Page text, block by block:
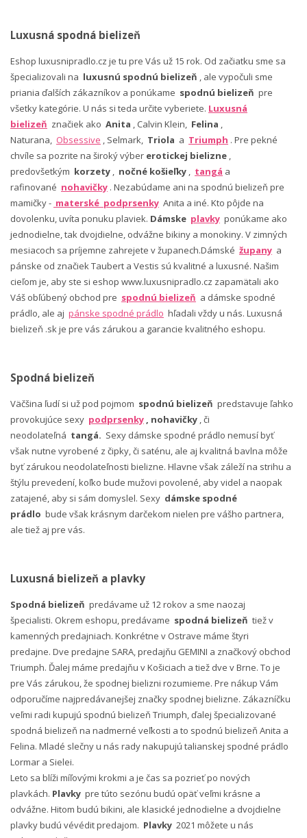
Luxusná spodná bielizeň
Eshop luxusnipradlo.cz je tu pre Vás už 15 rok. Od začiatku sme sa
špecializovali na luxusnú spodnú bielizeň , ale vypočuli sme
priania ďalších zákazníkov a ponúkame spodnú bielizeň pre
všetky kategórie. U nás si teda určite vyberiete. Luxusná
bielizeň značiek ako Anita , Calvin Klein, Felina ,
Naturana, Obsessive , Selmark, Triola a Triumph . Pre pekné
chvíle sa pozrite na široký výber erotickej bielizne ,
predovšetkým korzety , nočné košieľky , tangá a
rafinované nohavičky . Nezabúdame ani na spodnú bielizeň pre
mamičky - materské podprsenky Anita a iné. Kto pôjde na
dovolenku, uvíta ponuku plaviek. Dámske plavky ponúkame ako
jednodielne, tak dvojdielne, odvážne bikiny a monokiny. V zimných
mesiacoch sa príjemne zahrejete v županech.Dámské župany a
pánske od značiek Taubert a Vestis sú kvalitné a luxusné. Našim
cieľom je, aby ste si eshop www.luxusnipradlo.cz zapamätali ako
Váš obľúbený obchod pre spodnú bielizeň a dámske spodné
prádlo, ale aj pánske spodné prádlo hľadali vždy u nás. Luxusná
bielizeň .sk je pre vás zárukou a garancie kvalitného eshopu.
Spodná bielizeň
Väčšina ľudí si už pod pojmom spodnú bielizeň predstavuje ľahko
provokujúce sexy podprsenky , nohavičky , či
neodolateľná tangá. Sexy dámske spodné prádlo nemusí byť
však nutne vyrobené z čipky, či saténu, ale aj kvalitná bavlna môže
byť zárukou neodolateľnosti bielizne. Hlavne však záleží na strihu a
štýlu prevedení, koľko bude mužovi povolené, aby videl a naopak
zatajené, aby si sám domyslel. Sexy dámske spodné
prádlo bude však krásnym darčekom nielen pre vášho partnera,
ale tiež aj pre vás.
Luxusná bielizeň a plavky
Spodná bielizeň predávame už 12 rokov a sme naozaj
špecialisti. Okrem eshopu, predávame spodná bielizeň tiež v
kamenných predajniach. Konkrétne v Ostrave máme štyri
predajne. Dve predajne SARA, predajňu GEMINI a značkový obchod
Triumph. Ďalej máme predajňu v Košiciach a tiež dve v Brne. To je
pre Vás zárukou, že spodnej bielizni rozumieme. Pre nákup Vám
odporučíme najpredávanejšej značky spodnej bielizne. Zákazníčku
veľmi radi kupujú spodnú bielizeň Triumph, ďalej špecializované
spodná bielizeň na nadmerné veľkosti a to spodnú bielizeň Anita a
Felina. Mladé slečny u nás rady nakupujú talianskej spodné prádlo
Lormar a Sielei.
Leto sa blíži míľovými krokmi a je čas sa pozrieť po nových
plavkách. Plavky pre túto sezónu budú opäť veľmi krásne a
odvážne. Hitom budú bikini, ale klasické jednodielne a dvojdielne
plavky budú vévédit predajom. Plavky 2021 môžete u nás